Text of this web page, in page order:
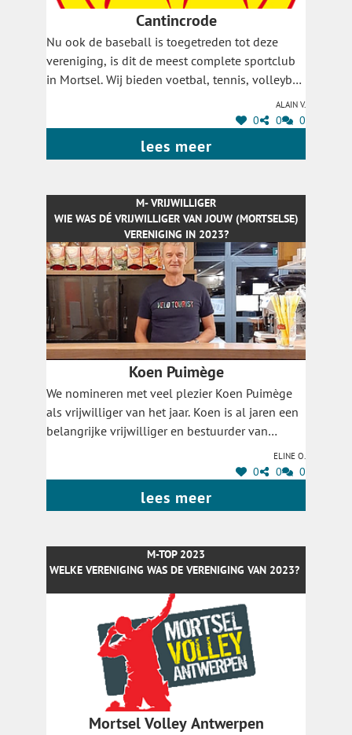
Cantincrode
Nu ook de baseball is toegetreden tot deze
vereniging, is dit de meest complete sportclub
in Mortsel. Wij bieden voetbal, tennis, volleybal,
padel, baseball, wielrennen en recreatie aan en
zorgen hierdoor elke week voor een aangename
minder jong, iedereen is welkom om zich te
het leven, even weg te dromen, zich te verliezen
in de sport,... kortom om te ontspannen en de
batterijen opnieuw op te laden. Cantincrode is
the place to be!
GA NAAR HET STEMFORMULIER
Alain V.
0 0 0
lees meer
M- VRIJWILLIGER
WIE WAS DÉ VRIJWILLIGER VAN JOUW (MORTSELSE)
VERENIGING IN 2023?
Koen Puimège
We nomineren met veel plezier Koen Puimège
als vrijwilliger van het jaar. Koen is al jaren een
belangrijke vrijwilliger en bestuurder van
energie en grote inzet zijn een bron van
actief. Scheidsen, tappen, vergaderingen
op. Hij staat altijd klaar om te helpen waar het
nodig is. Doe daar nog een goede portie humor
club - en dus ook waarom hij de prijs van
vrijwilliger van het jaar verdient.
Eline O.
0 0 0
lees meer
M-TOP 2023
WELKE VERENIGING WAS DE VERENIGING VAN 2023?
Mortsel Volley Antwerpen